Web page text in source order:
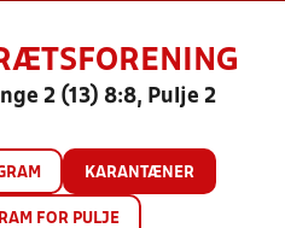
2 (13) 8:8, Pulje 2
KARANTÆNER
FOR PULJE